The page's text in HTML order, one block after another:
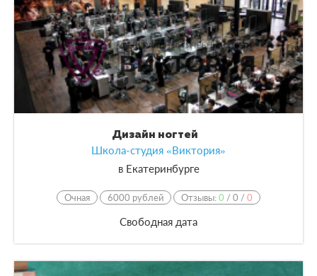
Дизайн ногтей
Школа-студия «Виктория»
вЕкатеринбурге
Очная 6000 рублей Отзывы:0 /0 /0
Свободная дата